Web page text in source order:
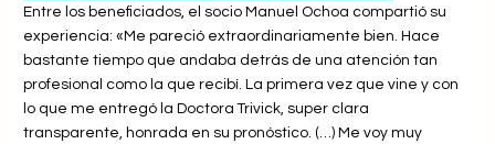
Entre los beneficiados, el socio Manuel Ochoa compartió su
experiencia: «Me pareció extraordinariamente bien. Hace
bastante tiempo que andaba detrás de una atención tan
profesional como la que recibí. La primera vez que vine y con
lo que me entregó la Doctora Trivick, super clara
transparente, honrada en su pronóstico. (…) Me voy muy